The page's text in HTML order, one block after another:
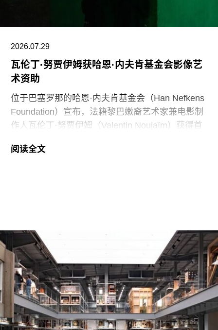
性”。
此外，《纽约时报》今年4月报道称，由于特朗普
试图介入史密森尼学会董事会新成员的任命程序，
相关任命工作被刻意放缓。
2026.07.29
瓦伦丁·努贾伊姆获哈恩·内夫肯基金会影像艺
术资助
位于巴塞罗那的哈恩·内夫肯基金会（Han Nefkens
Foundation）宣布，法籍黎巴嫩裔艺术家兼电影制
作人瓦伦丁·努贾伊姆（Valentin Noujaïm）获得首
在支持地中海沿岸地区艺术家创作新的影像艺术作
他的作品将城市空间视为承载着记忆、监视与控制
体系的活体。他常驻巴黎和雅典，其作品曾在纽约
现代艺术博物馆和伦敦当代艺术中心展出。
哈恩·内夫肯基金会是一家专注于影像艺术创作的非
营利组织，致力于扶持新兴及中生代影像艺术家。
基金会主要通过资助和委任创作，在全球范围内支
持影像新作品的创作。
阅读全文